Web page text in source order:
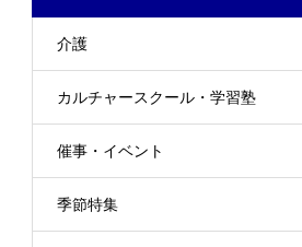
介護
カルチャースクール・学習塾
催事・イベント
季節特集